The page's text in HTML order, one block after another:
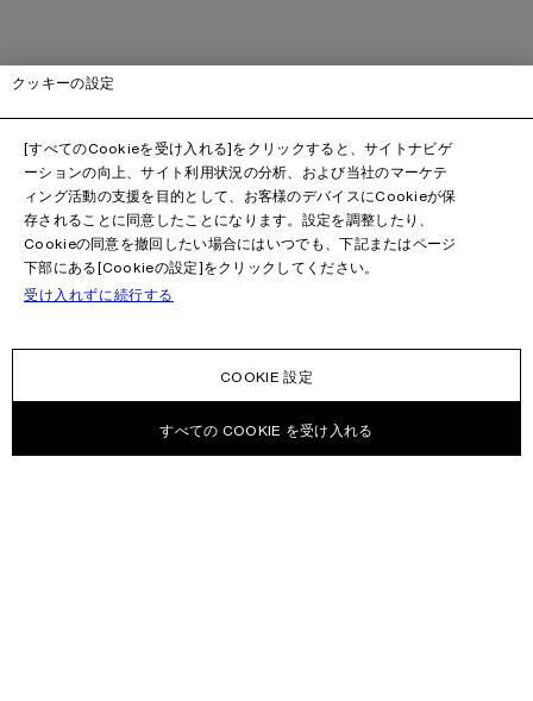
クッキーの設定
[すべてのCookieを受け入れる]をクリックすると、サイトナビゲ
ーションの向上、サイト利用状況の分析、および当社のマーケテ
ィング活動の支援を目的として、お客様のデバイスにCookieが保
存されることに同意したことになります。設定を調整したり、
Cookieの同意を撤回したい場合にはいつでも、下記またはページ
下部にある[Cookieの設定]をクリックしてください。
受け入れずに続行する
COOKIE 設定
すべての COOKIE を受け入れる